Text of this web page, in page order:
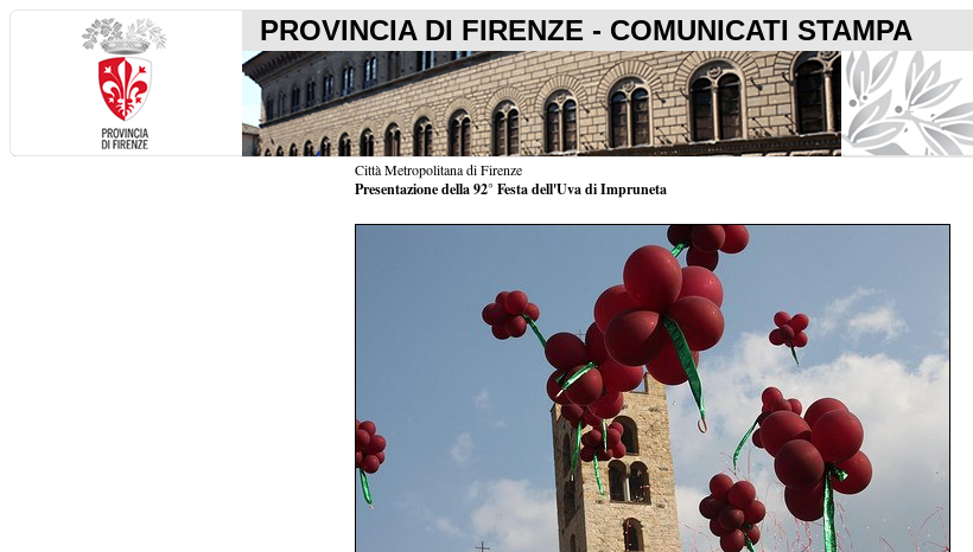
PROVINCIA DI FIRENZE - COMUNICATI STAMPA
Città Metropolitana di Firenze
Presentazione della 92° Festa dell'Uva di Impruneta